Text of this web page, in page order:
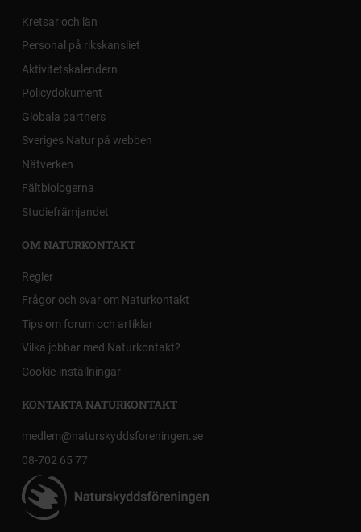
Kretsar och län
Personal på rikskansliet
Aktivitetskalendern
Policydokument
Globala partners
Sveriges Natur på webben
Nätverken
Fältbiologerna
Studiefrämjandet
OM NATURKONTAKT
Regler
Frågor och svar om Naturkontakt
Tips om forum och artiklar
Vilka jobbar med Naturkontakt?
Cookie-inställningar
KONTAKTA NATURKONTAKT
medlem@naturskyddsforeningen.se
08-702 65 77